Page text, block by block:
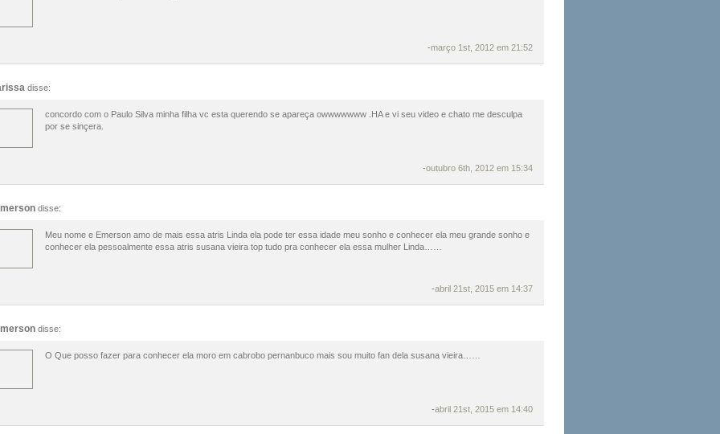
-março 1st, 2012 em 21:52
disse:
concordo com o Paulo Silva minha filha vc esta querendo se apareça owwwwwww .HA e vi seu video e chato me desculpa
por se sinçera.
-outubro 6th, 2012 em 15:34
disse:
Meu nome e Emerson amo de mais essa atris Linda ela pode ter essa idade meu sonho e conhecer ela meu grande sonho e
conhecer ela pessoalmente essa atris susana vieira top tudo pra conhecer ela essa mulher Linda……
-abril 21st, 2015 em 14:37
disse:
O Que posso fazer para conhecer ela moro em cabrobo pernanbuco mais sou muito fan dela susana vieira……
-abril 21st, 2015 em 14:40